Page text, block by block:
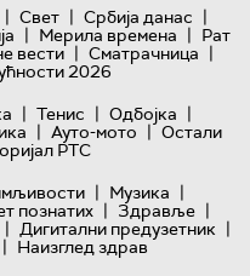
| Свет | Србија данас |
| Мерила времена | Рат
вести | Сматрачница |
2026
| Тенис | Одбојка |
| Ауто-мото | Остали
РТС
| Музика |
познатих | Здравље |
| Дигитални предузетник |
| Наизглед здрав